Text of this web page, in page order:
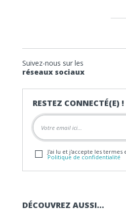
Suivez-nous sur les
réseaux sociaux
RESTEZ CONNECTÉ(E) !
J'ai lu et j'accepte les termes
Politique de confidentialité
DÉCOUVREZ AUSSI…